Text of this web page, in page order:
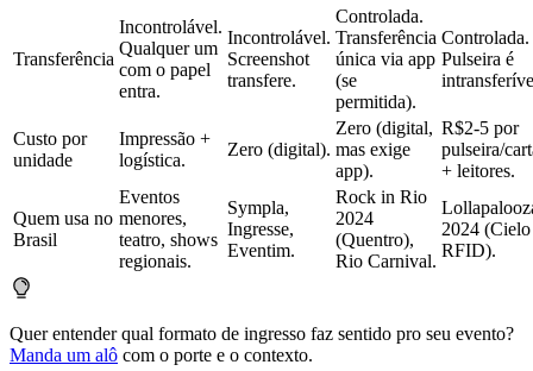
Transferência
Incontrolável.
Qualquer um
com o papel
entra.
Incontrolável.
Screenshot
transfere.
Controlada.
Transferência
única via app
(se
permitida).
Controlada.
Pulseira é
Custo por
unidade
Impressão +
logística.
Zero (digital).
Zero (digital,
mas exige
app).
R$2-5 por
pulseira/
+ leitores.
Quem usa no
Brasil
Eventos
menores,
teatro, shows
regionais.
Sympla,
Ingresse,
Eventim.
Rock in Rio
2024
(Quentro),
Rio Carnival.
2024 (Cielo
RFID).
Quer entender qual formato de ingresso faz sentido pro seu evento?
Manda um alô com o porte e o contexto.